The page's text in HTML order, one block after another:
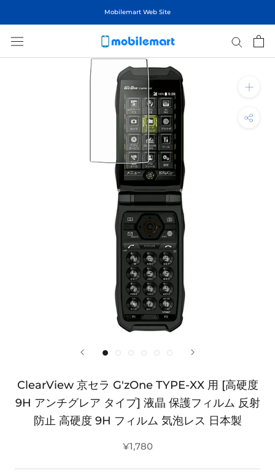
Mobilemart Web Site
ClearView 京セラ G'zOne TYPE-XX 用 [高硬度
9H アンチグレア タイプ] 液晶 保護フィルム 反射
防止 高硬度 9H フィルム 気泡レス 日本製
¥1,780